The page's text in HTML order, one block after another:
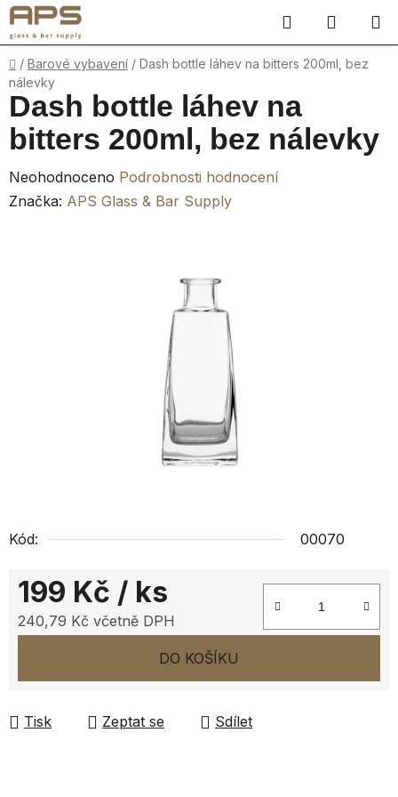
Přejít
na
obsah
Hledat
KOŠÍK
Domů
/ Barové vybavení / Dash bottle láhev na bitters 200ml, bez
nálevky
Kód: 00070
199 Kč / ks
240,79 Kč včetně DPH
DO KOŠÍKU
Tisk Zeptat se Sdílet
Dash bottle láhev na
bitters 200ml, bez nálevky
Průměrné
hodnocení
Neohodnoceno Podrobnosti hodnocení
Značka: APS Glass & Bar Supply